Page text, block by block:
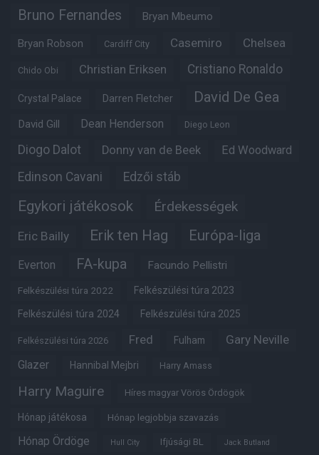
Bruno Fernandes Bryan Mbeumo
Bryan Robson Cardiff City Casemiro Chelsea
Chido Obi Christian Eriksen Cristiano Ronaldo
Crystal Palace Darren Fletcher David De Gea
David Gill Dean Henderson Diego Leon
Diogo Dalot Donny van de Beek Ed Woodward
Edinson Cavani Edzői stáb
Egykori játékosok Érdekességek
Eric Bailly Erik ten Hag Európa-liga
Everton FA-kupa Facundo Pellistri
Felkészülési túra 2022 Felkészülési túra 2023
Felkészülési túra 2024 Felkészülési túra 2025
Felkészülési túra 2026 Fred Fulham Gary Neville
Glazer Hannibal Mejbri Harry Amass
Harry Maguire Híres magyar Vörös Ördögök
Hónap játékosa Hónap legjobbja szavazás
Hónap Ördöge Hull City Ifjúsági BL Jack Butland